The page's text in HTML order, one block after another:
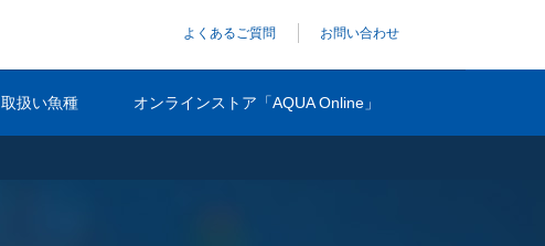
取扱い魚種 オンラインストア「AQUA Online」
よくあるご質問 お問い合わせ